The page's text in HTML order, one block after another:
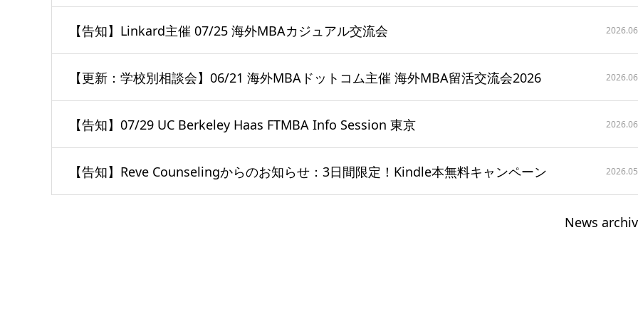
【告知】Linkard主催 07/25 海外MBAカジュアル交流会
【更新：学校別相談会】06/21 海外MBAドットコム主催 海外MBA留活交流会2026
【告知】07/29 UC Berkeley Haas FTMBA Info Session 東京
【告知】Reve Counselingからのお知らせ：3日間限定！Kindle本無料キャンペーン
News